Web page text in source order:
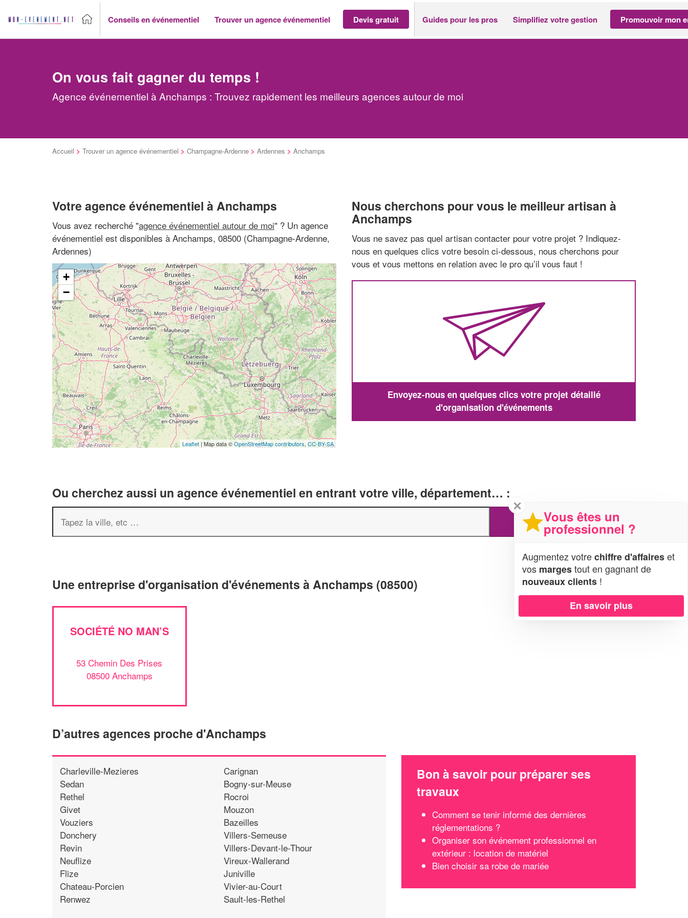
Conseils en événementiel Trouver un agence événementiel Devis gratuit Guides pour les pros Simplifiez votre gestion Promouvoir mon
On vous fait gagner du temps !
Agence événementiel à Anchamps : Trouvez rapidement les meilleurs agences autour de moi
Accueil > Trouver un agence événementiel > Champagne-Ardenne > Ardennes > Anchamps
Votre agence événementiel à Anchamps
Vous avez recherché "agence événementiel autour de moi" ? Un agence
événementiel est disponibles à Anchamps, 08500 (Champagne-Ardenne,
Ardennes)
+
−
Leaflet | Map data ©OpenStreetMap contributors,CC-BY-SA
Nous cherchons pour vous le meilleur artisan à
Anchamps
Vous ne savez pas quel artisan contacter pour votre projet ? Indiquez-
nous en quelques clics votre besoin ci-dessous, nous cherchons pour
vous et vous mettons en relation avec le pro qu’il vous faut !
Envoyez-nous en quelques clics votre projet détaillé
d'organisation d'événements
Ou cherchez aussi un agence événementiel en entrant votre ville, département… :
Une entreprise d'organisation d'événements à Anchamps (08500)
SOCIÉTÉ NO MAN’S
53 Chemin Des Prises
08500 Anchamps
D’autres agences proche d'Anchamps
Charleville-Mezieres
Sedan
Rethel
Givet
Vouziers
Donchery
Revin
Neuflize
Flize
Chateau-Porcien
Renwez
Carignan
Bogny-sur-Meuse
Rocroi
Mouzon
Bazeilles
Villers-Semeuse
Villers-Devant-le-Thour
Vireux-Wallerand
Juniville
Vivier-au-Court
Sault-les-Rethel
Bon à savoir pour préparer ses
travaux
Comment se tenir informé des dernières
réglementations ?
Organiser son événement professionnel en
extérieur : location de matériel
Bien choisir sa robe de mariée
✕
Vous êtes un
professionnel ?
Augmentez votrechiffre d'affaireset
vos margestout en gagnant de
nouveaux clients !
En savoir plus